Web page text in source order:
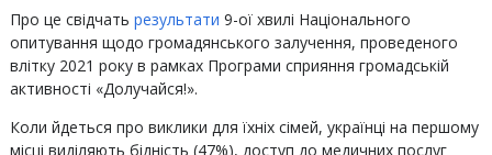
Про це свідчать результати 9-ої хвилі Національного
опитування щодо громадянського залучення, проведеного
влітку 2021 року в рамках Програми сприяння громадській
активності «Долучайся!».
Коли йдеться про виклики для їхніх сімей, українці на першому
місці виділяють бідність (47%), доступ до медичних послуг